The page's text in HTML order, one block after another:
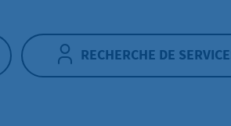
RECHERCHE DE